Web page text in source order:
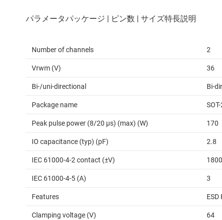
Number of channels 2
Vrwm (V) 36
Bi-/uni-directional Bi-
Package name
Peak pulse power (8/20 μs) (max) (W) 170
IO capacitance (typ) (pF) 2.8
IEC 61000-4-2 contact (±V)
IEC 61000-4-5 (A) 3
Features
Clamping voltage (V) 64